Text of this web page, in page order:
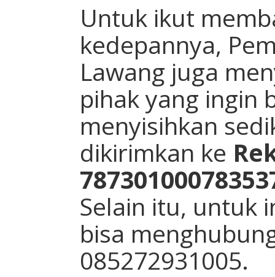
Untuk ikut
kedepannya,
Lawang juga
pihak yang ingin
menyisihkan
dikirimkan ke
Selain itu, untuk
bisa
085272931005.